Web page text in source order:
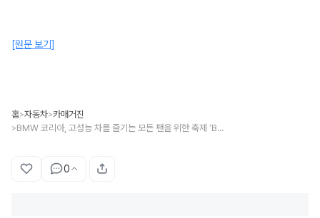
[원문 보기]
홈>자동차>카매거진
> BMW 코리아, 고성능 차를 즐기는 모든 팬을 위한 축제 ‘BMW M FEST 2026’ 개최
0